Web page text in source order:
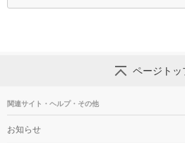
ページトッ
関連サイト・ヘルプ・その他
お知らせ